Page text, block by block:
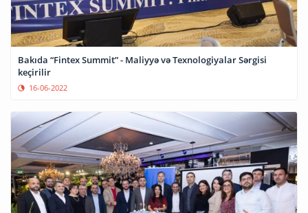
Bakıda “Fintex Summit” - Maliyyə və Texnologiyalar Sərgisi
keçirilir
16-06-2022